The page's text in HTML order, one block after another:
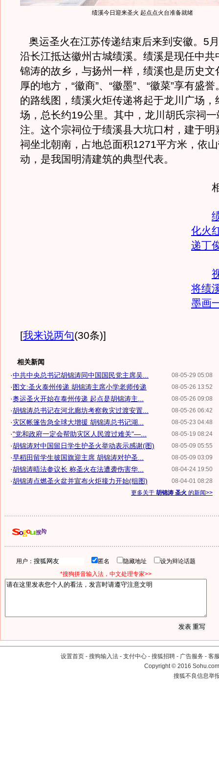
绩溪今日迎来圣火 起点点火台准备就绪
奥运圣火在江苏传递结束后来到安徽。5
沿长江抵达徽州古城绩溪。绩溪是现任中共
锦涛的故乡，与扬州一样，绩溪也是历史文
厚的地方，“徽商”、“徽墨”、“徽菜”享有盛
的路线图，绩溪火炬传递将起于龙川广场，
场，总长约19公里。其中，龙川胡氏宗祠
注。这个宗祠位于绩溪县大坑口村，建于明
祠坐北朝南，占地总面积1271平方米，依
动，是我国明清建筑的典型代表。
相
化火
递丁
将绩
墨画
[我来说两句(30条)]
相关新闻
08-05-29 05:08
·中共中央总书记胡锦涛同中国国民党主席吴...
08-05-26 13:52
·图文:圣火泰州传递 胡锦涛主席小学老师传递
08-05-26 09:08
·奥运圣火开始在泰州传递 起点是胡锦涛主...
08-05-26 06:42
·胡锦涛总书记在河北廊坊考察救灾过渡安置...
08-05-23 04:48
·灾区帐篷告急全球大增援 胡锦涛总书记湖...
08-05-19 08:24
·"党和政府一定会帮助灾区人民渡过难关"—...
08-05-09 05:55
·胡锦涛对中国留日学生护圣火举动表示感谢(图)
08-05-09 03:09
·早稻田留学生披国旗迎主席 胡锦涛对护圣...
08-04-24 19:50
·胡锦涛晤法参议长 称圣火在法遭袭伤害华...
08-04-01 08:28
·胡锦涛点燃圣火盆并宣布火炬接力开始(组图)
更多关于 胡锦涛 圣火 的新闻>>
用户： 匿名 隐藏地址
设为辩论话题
*搜狗拼音输入法，中文处理专家>>
设置首页 - 搜狗输入法 - 支付中心 - 搜狐招聘 - 广告服务 - 客
Copyright©2016
搜狐不良信息举